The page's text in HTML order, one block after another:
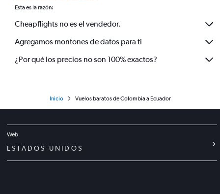
Esta es la razón:
Cheapflights no es el vendedor.
Agregamos montones de datos para ti
¿Por qué los precios no son 100% exactos?
Inicio Vuelos baratos de Colombia a Ecuador
Web
ESTADOS UNIDOS